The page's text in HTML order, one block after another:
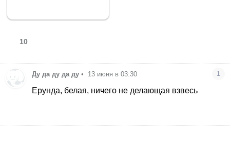
10
Ду да ду да ду • 13 июня в 03:30 1
Ерунда, белая, ничего не делающая взвесь